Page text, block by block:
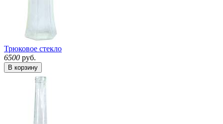
Трюковое стекло
6500 руб.
В корзину